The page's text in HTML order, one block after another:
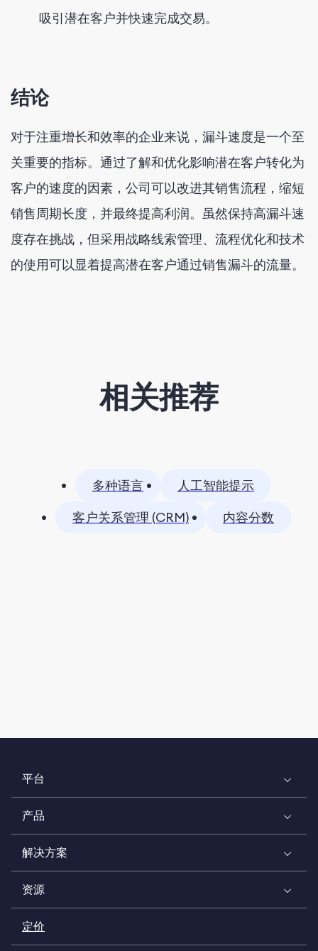
吸引潜在客户并快速完成交易。
结论
对于注重增长和效率的企业来说，漏斗速度是一个至
关重要的指标。通过了解和优化影响潜在客户转化为
客户的速度的因素，公司可以改进其销售流程，缩短
销售周期长度，并最终提高利润。虽然保持高漏斗速
度存在挑战，但采用战略线索管理、流程优化和技术
的使用可以显着提高潜在客户通过销售漏斗的流量。
相关推荐
多种语言
人工智能提示
客户关系管理 (CRM)
内容分数
平台
产品
解决方案
资源
定价